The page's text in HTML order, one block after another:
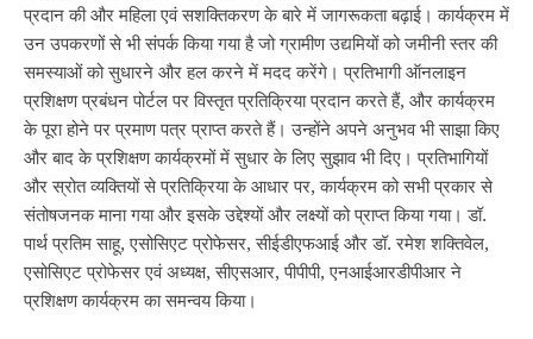
प्रदान की और महिला एवं सशक्तिकरण के बारे में जागरूकता बढ़ाई। कार्यक्रम में
उन उपकरणों से भी संपर्क किया गया है जो ग्रामीण उद्यमियों को जमीनी स्तर की
समस्याओं को सुधारने और हल करने में मदद करेंगे। प्रतिभागी ऑनलाइन
प्रशिक्षण प्रबंधन पोर्टल पर विस्तृत प्रतिक्रिया प्रदान करते हैं, और कार्यक्रम
के पूरा होने पर प्रमाण पत्र प्राप्त करते हैं। उन्होंने अपने अनुभव भी साझा किए
और बाद के प्रशिक्षण कार्यक्रमों में सुधार के लिए सुझाव भी दिए। प्रतिभागियों
और स्रोत व्यक्तियों से प्रतिक्रिया के आधार पर, कार्यक्रम को सभी प्रकार से
संतोषजनक माना गया और इसके उद्देश्यों और लक्ष्यों को प्राप्त किया गया। डॉ.
पार्थ प्रतिम साहू, एसोसिएट प्रोफेसर, सीईडीएफआई और डॉ. रमेश शक्तिवेल,
एसोसिएट प्रोफेसर एवं अध्यक्ष, सीएसआर, पीपीपी, एनआईआरडीपीआर ने
प्रशिक्षण कार्यक्रम का समन्वय किया।